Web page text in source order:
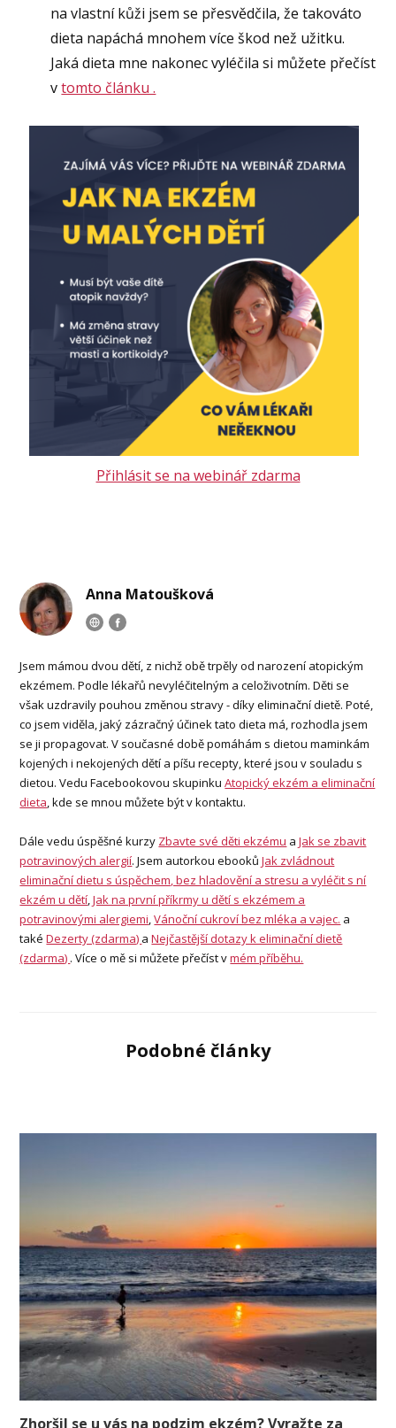
na vlastní kůži jsem se přesvědčila, že takováto
dieta napáchá mnohem více škod než užitku.
Jaká dieta mne nakonec vyléčila si můžete přečíst
vtomto článku .
Přihlásit se na webinář zdarma
Anna Matoušková
Jsem mámou dvou dětí, z nichž obě trpěly od narození atopickým
ekzémem. Podle lékařů nevyléčitelným a celoživotním. Děti se
však uzdravily pouhou změnou stravy - díky eliminační dietě. Poté,
co jsem viděla, jaký zázračný účinek tato dieta má, rozhodla jsem
se ji propagovat. V současné době pomáhám s dietou maminkám
kojených i nekojených dětí a píšu recepty, které jsou v souladu s
dietou. Vedu Facebookovou skupinkuAtopický ekzém a eliminační
dieta, kde se mnou můžete být v kontaktu.
Dále vedu úspěšné kurzy Zbavte své děti ekzému aJak se zbavit
potravinových alergií. Jsem autorkou ebookůJak zvládnout
eliminační dietu s úspěchem, bez hladovění a stresu a vyléčit s ní
ekzém u dětí,Jak na první příkrmy u dětí s ekzémem a
potravinovými alergiemi,Vánoční cukroví bez mléka a vajec. a
takéDezerty (zdarma) aNejčastější dotazy k eliminační dietě
(zdarma) . Více o mě si můžete přečíst vmém příběhu.
Podobné články
Zhoršil se u vás na podzim ekzém? Vyražte za